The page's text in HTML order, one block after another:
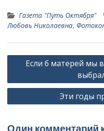
Газета "Путь Октября"
Любовь Николаевна,
Навигация
записям
Если б матерей мы
Эти годы
Один комментарий